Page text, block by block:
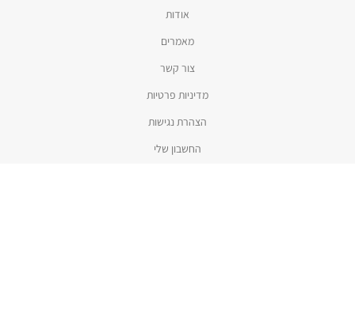
אודות
מאמרים
צור קשר
מדיניות פרטיות
הצהרת נגישות
החשבון שלי